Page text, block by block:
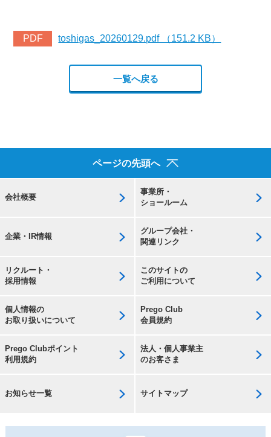
PDF toshigas_20260129.pdf （151.2 KB）
一覧へ戻る
ページの先頭へ
会社概要
事業所・
ショールーム
企業・IR情報
グループ会社・
関連リンク
リクルート・
採用情報
このサイトの
ご利用について
個人情報の
お取り扱いについて
Prego Club
会員規約
Prego Clubポイント
利用規約
法人・個人事業主
のお客さま
お知らせ一覧 サイトマップ